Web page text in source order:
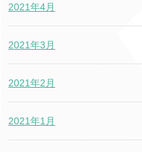
2021年4月
2021年3月
2021年2月
2021年1月